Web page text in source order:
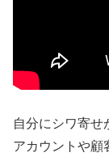
自分にシワ寄せ
アカウントや顧